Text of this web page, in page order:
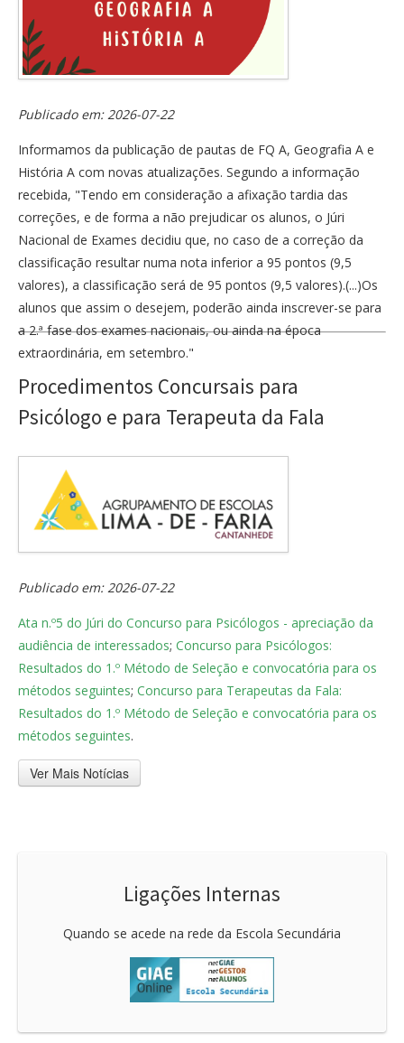
Publicado em: 2026-07-22
Informamos da publicação de pautas de FQ A, Geografia A e
História A com novas atualizações. Segundo a informação
recebida, "Tendo em consideração a afixação tardia das
correções, e de forma a não prejudicar os alunos, o Júri
Nacional de Exames decidiu que, no caso de a correção da
classificação resultar numa nota inferior a 95 pontos (9,5
valores), a classificação será de 95 pontos (9,5 valores).(...)Os
alunos que assim o desejem, poderão ainda inscrever-se para
a 2.ª fase dos exames nacionais, ou ainda na época
extraordinária, em setembro."
Procedimentos Concursais para
Psicólogo e para Terapeuta da Fala
Publicado em: 2026-07-22
Ata n.º5 do Júri do Concurso para Psicólogos - apreciação da
audiência de interessados; Concurso para Psicólogos:
Resultados do 1.º Método de Seleção e convocatória para os
métodos seguintes; Concurso para Terapeutas da Fala:
Resultados do 1.º Método de Seleção e convocatória para os
métodos seguintes.
Ver Mais Notícias
Ligações Internas
Quando se acede na rede da Escola Secundária